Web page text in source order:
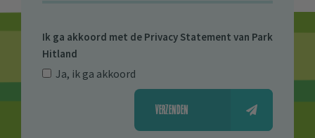
Ik ga akkoord met de Privacy Statement van Park
Hitland
Ja, ik ga akkoord
VERZENDEN